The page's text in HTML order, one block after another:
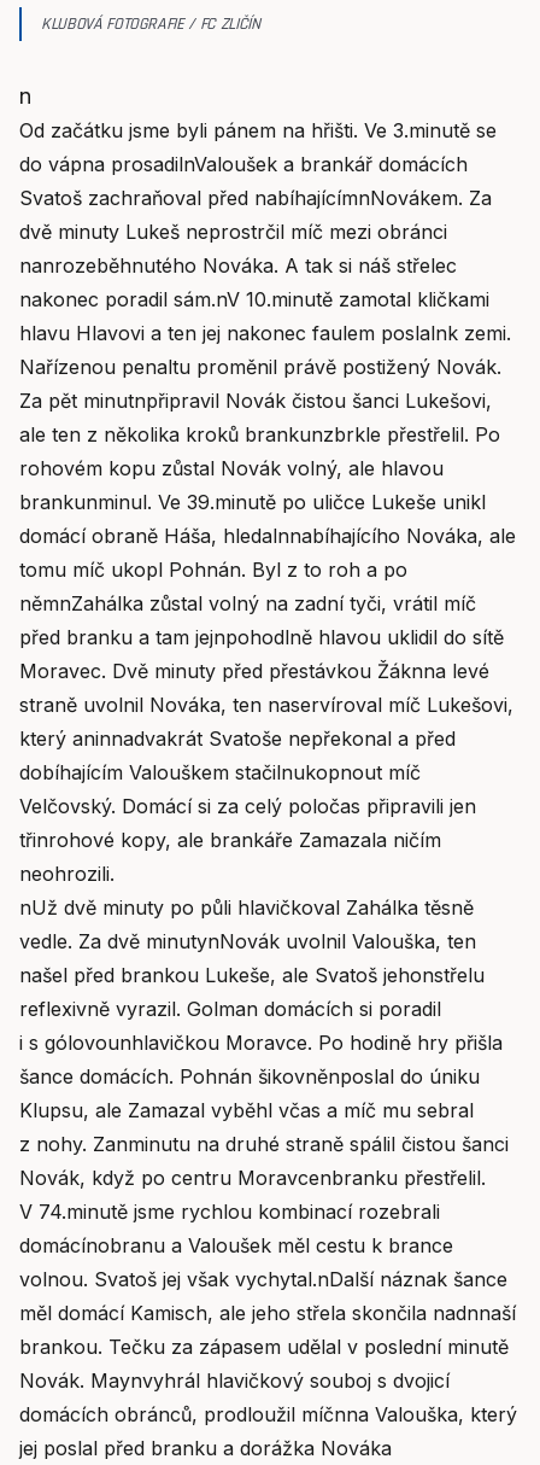
KLUBOVÁ FOTOGRAFIE / FC ZLIČÍN
n
Od začátku jsme byli pánem na hřišti. Ve 3.minutě se
do vápna prosadilnValoušek a brankář domácích
Svatoš zachraňoval před nabíhajícímnNovákem. Za
dvě minuty Lukeš neprostrčil míč mezi obránci
nanrozeběhnutého Nováka. A tak si náš střelec
nakonec poradil sám.nV 10.minutě zamotal kličkami
hlavu Hlavovi a ten jej nakonec faulem poslalnk zemi.
Nařízenou penaltu proměnil právě postižený Novák.
Za pět minutnpřipravil Novák čistou šanci Lukešovi,
ale ten z několika kroků brankunzbrkle přestřelil. Po
rohovém kopu zůstal Novák volný, ale hlavou
brankunminul. Ve 39.minutě po uličce Lukeše unikl
domácí obraně Háša, hledalnnabíhajícího Nováka, ale
tomu míč ukopl Pohnán. Byl z to roh a po
němnZahálka zůstal volný na zadní tyči, vrátil míč
před branku a tam jejnpohodlně hlavou uklidil do sítě
Moravec. Dvě minuty před přestávkou Žáknna levé
straně uvolnil Nováka, ten naservíroval míč Lukešovi,
který aninnadvakrát Svatoše nepřekonal a před
dobíhajícím Valouškem stačilnukopnout míč
Velčovský. Domácí si za celý poločas připravili jen
třinrohové kopy, ale brankáře Zamazala ničím
neohrozili.
nUž dvě minuty po půli hlavičkoval Zahálka těsně
vedle. Za dvě minutynNovák uvolnil Valouška, ten
našel před brankou Lukeše, ale Svatoš jehonstřelu
reflexivně vyrazil. Golman domácích si poradil
i s gólovounhlavičkou Moravce. Po hodině hry přišla
šance domácích. Pohnán šikovněnposlal do úniku
Klupsu, ale Zamazal vyběhl včas a míč mu sebral
z nohy. Zanminutu na druhé straně spálil čistou šanci
Novák, když po centru Moravcenbranku přestřelil.
V 74.minutě jsme rychlou kombinací rozebrali
domácínobranu a Valoušek měl cestu k brance
volnou. Svatoš jej však vychytal.nDalší náznak šance
měl domácí Kamisch, ale jeho střela skončila nadnnaší
brankou. Tečku za zápasem udělal v poslední minutě
Novák. Maynvyhrál hlavičkový souboj s dvojicí
domácích obránců, prodloužil míčnna Valouška, který
jej poslal před branku a dorážka Nováka